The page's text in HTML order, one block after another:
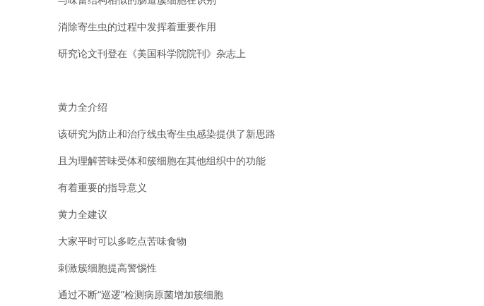
消除寄生虫的过程中发挥着重要作用
研究论文刊登在《美国科学院院刊》杂志上
黄力全介绍
该研究为防止和治疗线虫寄生虫感染提供了新思路
且为理解苦味受体和簇细胞在其他组织中的功能
有着重要的指导意义
黄力全建议
大家平时可以多吃点苦味食物
刺激簇细胞提高警惕性
通过不断“巡逻”检测病原菌增加簇细胞